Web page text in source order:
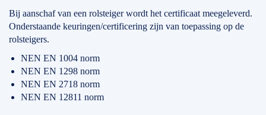
Bij aanschaf van een rolsteiger wordt het certificaat meegeleverd.
Onderstaande keuringen/certificering zijn van toepassing op de
rolsteigers.
NEN EN 1004 norm
NEN EN 1298 norm
NEN EN 2718 norm
NEN EN 12811 norm